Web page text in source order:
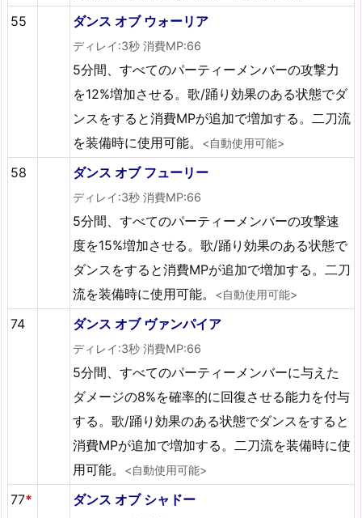
55 ダンス オブ ウォーリア
ディレイ:3秒 消費MP:66
5分間、すべてのパーティーメンバーの攻撃力
を12%増加させる。歌/踊り効果のある状態でダ
ンスをすると消費MPが追加で増加する。二刀流
を装備時に使用可能。
<自動使用可能>
58 ダンス オブ フューリー
ディレイ:3秒 消費MP:66
5分間、すべてのパーティーメンバーの攻撃速
度を15%増加させる。歌/踊り効果のある状態で
ダンスをすると消費MPが追加で増加する。二刀
流を装備時に使用可能。
<自動使用可能>
74 ダンス オブ ヴァンパイア
ディレイ:3秒 消費MP:66
5分間、すべてのパーティーメンバーに与えた
ダメージの8%を確率的に回復させる能力を付与
する。歌/踊り効果のある状態でダンスをすると
消費MPが追加で増加する。二刀流を装備時に使
用可能。
<自動使用可能>
77* ダンス オブ シャドー